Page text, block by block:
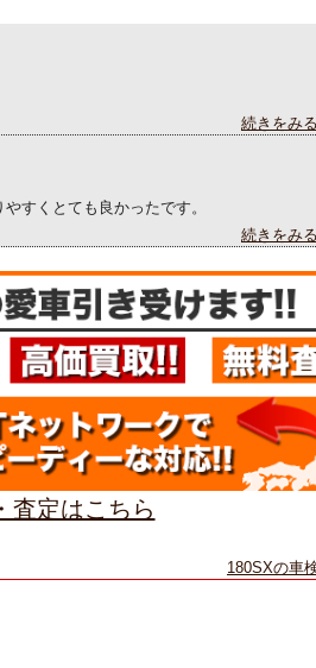
続きをみ
すくとても良かったです。
続きをみ
査定はこちら
180SXの車